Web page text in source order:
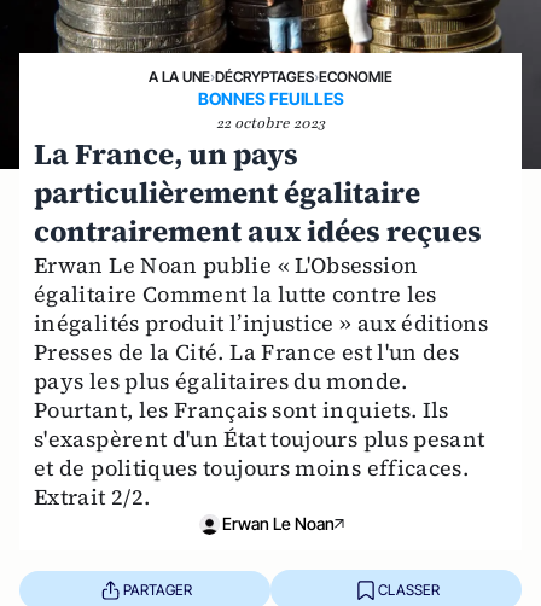
A LA UNE›DÉCRYPTAGES›ECONOMIE
BONNES FEUILLES
22 octobre 2023
La France, un pays
particulièrement égalitaire
contrairement aux idées reçues
Erwan Le Noan publie « L'Obsession
égalitaire Comment la lutte contre les
inégalités produit l’injustice » aux éditions
Presses de la Cité. La France est l'un des
pays les plus égalitaires du monde.
Pourtant, les Français sont inquiets. Ils
s'exaspèrent d'un État toujours plus pesant
et de politiques toujours moins efficaces.
Extrait 2/2.
Erwan Le Noan
PARTAGER CLASSER